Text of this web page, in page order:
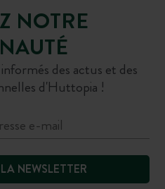
NOTRE
des actus et des
d'Huttopia !
NEWSLETTER